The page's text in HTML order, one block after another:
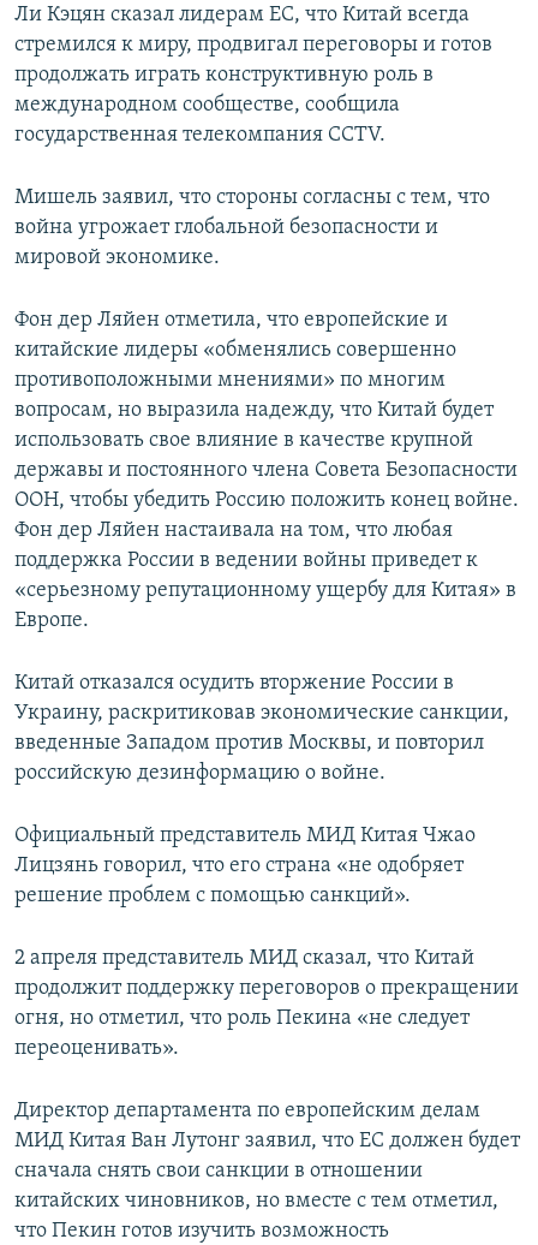
Ли Кэцян сказал лидерам ЕС, что Китай всегда
стремился к миру, продвигал переговоры и готов
продолжать играть конструктивную роль в
международном сообществе, сообщила
государственная телекомпания CCTV.
Мишель заявил, что стороны согласны с тем, что
война угрожает глобальной безопасности и
мировой экономике.
Фон дер Ляйен отметила, что европейские и
китайские лидеры «обменялись совершенно
противоположными мнениями» по многим
вопросам, но выразила надежду, что Китай будет
использовать свое влияние в качестве крупной
державы и постоянного члена Совета Безопасности
ООН, чтобы убедить Россию положить конец войне.
Фон дер Ляйен настаивала на том, что любая
поддержка России в ведении войны приведет к
«серьезному репутационному ущербу для Китая» в
Европе.
Китай отказался осудить вторжение России в
Украину, раскритиковав экономические санкции,
введенные Западом против Москвы, и повторил
российскую дезинформацию о войне.
Официальный представитель МИД Китая Чжао
Лицзянь говорил, что его страна «не одобряет
решение проблем с помощью санкций».
2 апреля представитель МИД сказал, что Китай
продолжит поддержку переговоров о прекращении
огня, но отметил, что роль Пекина «не следует
переоценивать».
Директор департамента по европейским делам
МИД Китая Ван Лутонг заявил, что ЕС должен будет
сначала снять свои санкции в отношении
китайских чиновников, но вместе с тем отметил,
что Пекин готов изучить возможность